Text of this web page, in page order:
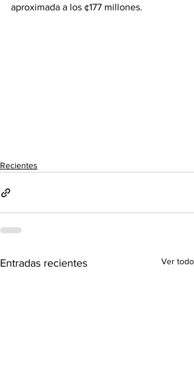
aproximada a los ¢177 millones.
Recientes
Entradas recientes Ver todo